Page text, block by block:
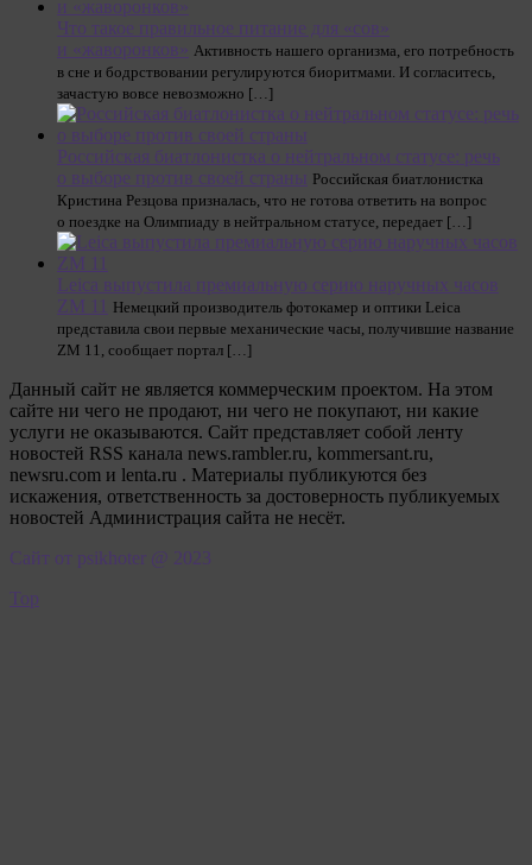
Что такое правильное питание для «сов»
и «жаворонков» Активность нашего организма, его потребность
в сне и бодрствовании регулируются биоритмами. И согласитесь,
зачастую вовсе невозможно […]
Российская биатлонистка о нейтральном статусе: речь
о выборе против своей страны Российская биатлонистка
Кристина Резцова призналась, что не готова ответить на вопрос
о поездке на Олимпиаду в нейтральном статусе, передает […]
Leica выпустила премиальную серию наручных часов
ZM 11 Немецкий производитель фотокамер и оптики Leica
представила свои первые механические часы, получившие название
ZM 11, сообщает портал […]
Данный сайт не является коммерческим проектом. На этом
сайте ни чего не продают, ни чего не покупают, ни какие
услуги не оказываются. Сайт представляет собой ленту
новостей RSS канала news.rambler.ru, kommersant.ru,
newsru.com и lenta.ru . Материалы публикуются без
искажения, ответственность за достоверность публикуемых
новостей Администрация сайта не несёт.
Сайт от psikhoter @ 2023
Top